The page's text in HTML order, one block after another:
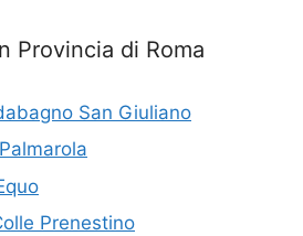
Provincia di Roma
San Giuliano
Prenestino